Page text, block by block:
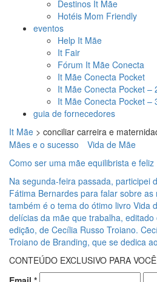
Destinos It Mãe
Hotéis Mom Friendly
eventos
Help It Mãe
It Fair
Fórum It Mãe Conecta
It Mãe Conecta Pocket
It Mãe Conecta Pocket –
It Mãe Conecta Pocket –
guia de fornecedores
It Mãe > conciliar carreira e
Mães e o sucesso
Vida de Mãe
Como ser uma mãe equilibrista e feliz
Na segunda-feira passada, participei
Fátima Bernardes para falar sobre
também é o tema do ótimo livro Vida
delícias da mãe que trabalha, editado
edição, de Cecília Russo Troiano.
Troiano de Branding, que se dedica
CONTEÚDO EXCLUSIVO PARA VOCÊ